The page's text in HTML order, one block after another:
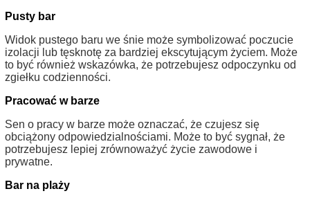
Pusty bar
Widok pustego baru we śnie może symbolizować poczucie
izolacji lub tęsknotę za bardziej ekscytującym życiem. Może
to być również wskazówka, że potrzebujesz odpoczynku od
zgiełku codzienności.
Pracować w barze
Sen o pracy w barze może oznaczać, że czujesz się
obciążony odpowiedzialnościami. Może to być sygnał, że
potrzebujesz lepiej zrównoważyć życie zawodowe i
prywatne.
Bar na plaży